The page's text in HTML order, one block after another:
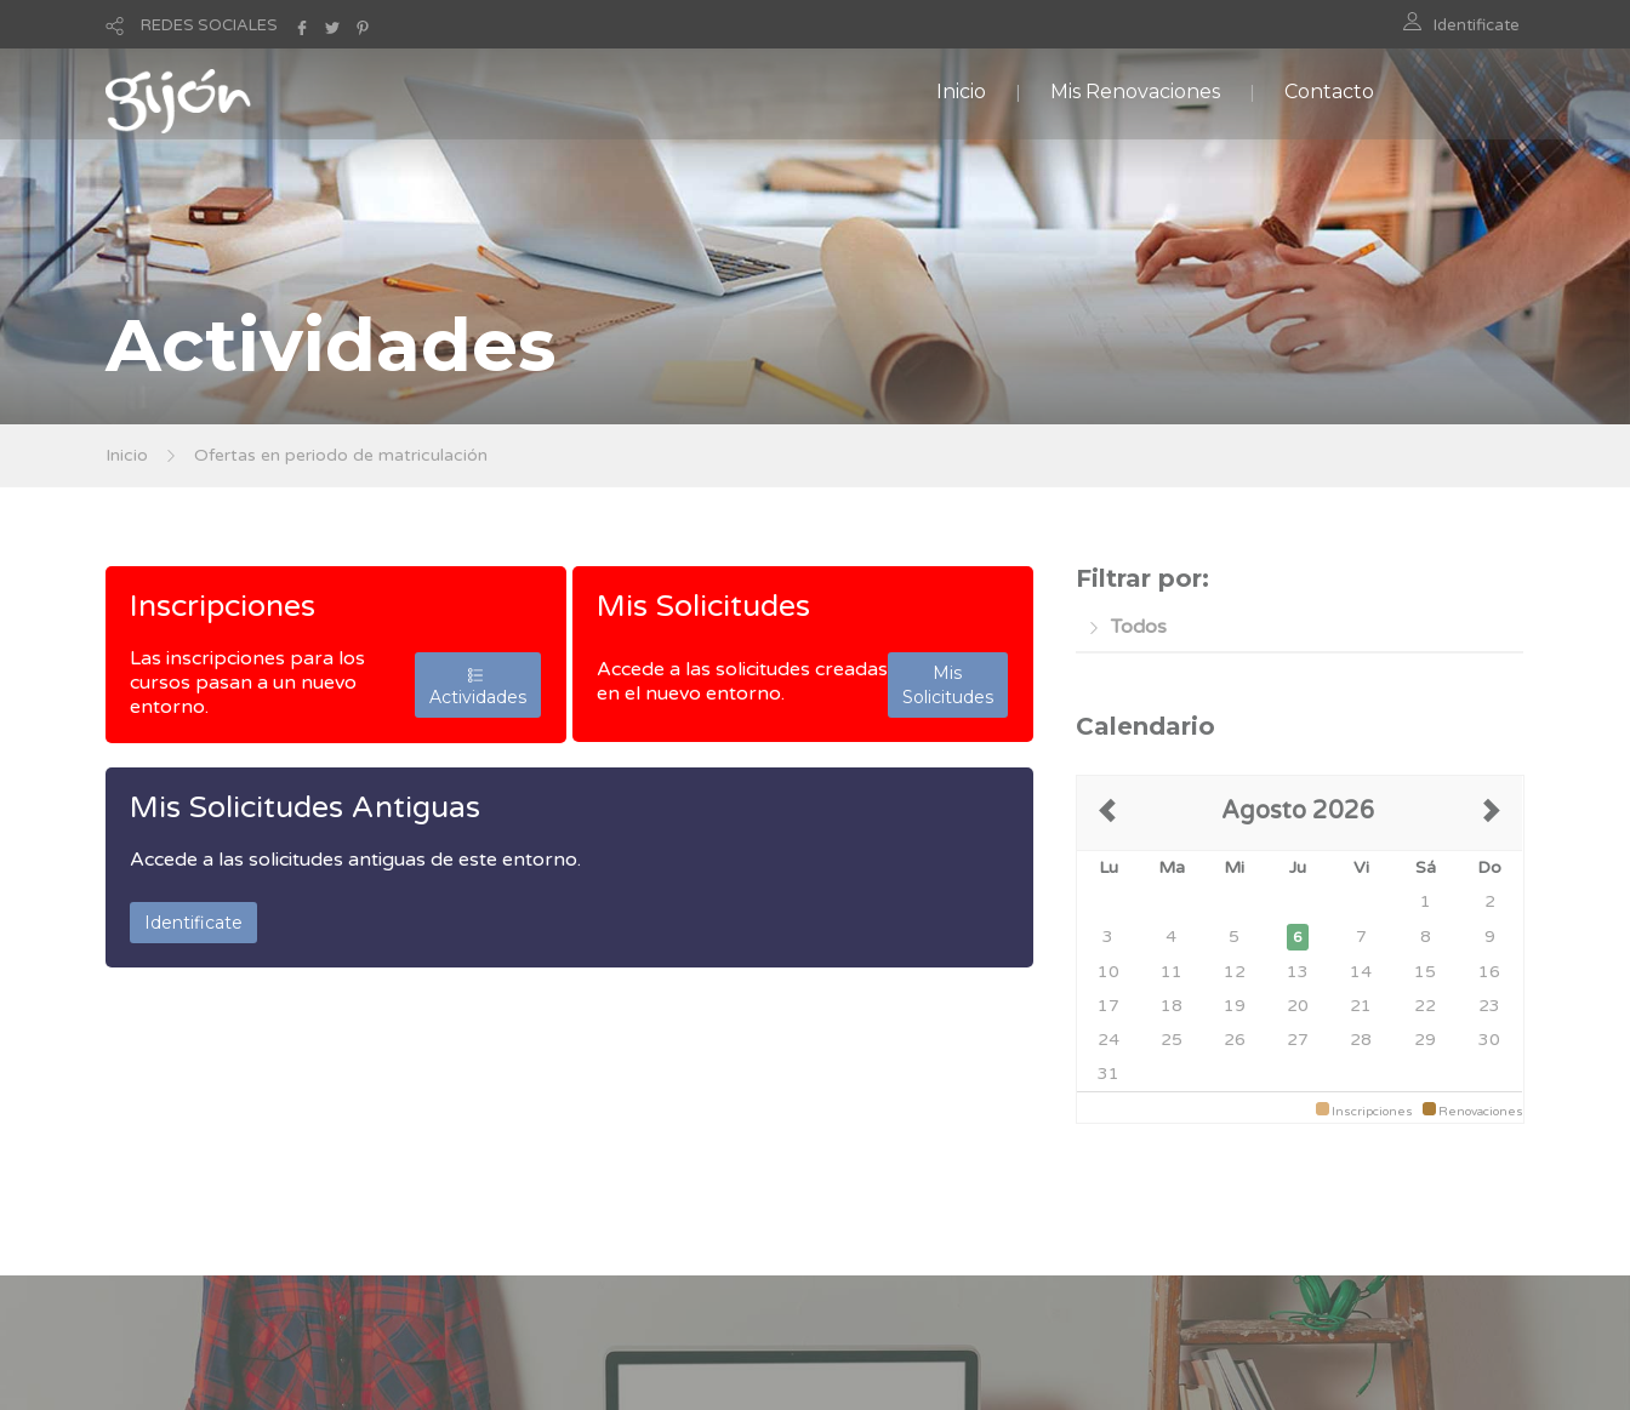
REDES SOCIALES Identificate
Inicio Mis Renovaciones Contacto
Actividades
Inicio Ofertas en periodo de matriculación
Inscripciones
Las inscripciones para los
cursos pasan a un nuevo
entorno.
Actividades
Mis Solicitudes
Accede a las solicitudes creadas
en el nuevo entorno.
Mis
Solicitudes
Mis Solicitudes Antiguas
Accede a las solicitudes antiguas de este entorno.
Identificate
Filtrar por:
Todos
Calendario
Agosto 2026
Lu Ma Mi Ju Vi Sá
Do
1
2
3
4 5 6 7 8
9
10
11 12 13 14 15
16
17
18 19 20 21 22
23
24
25 26 27 28 29
30
31
Inscripciones Renovaciones